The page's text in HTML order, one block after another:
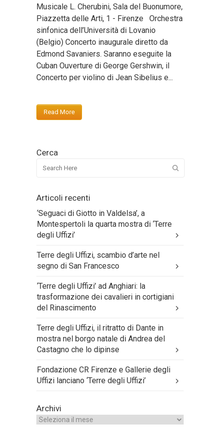
Musicale L. Cherubini, Sala del Buonumore,
Piazzetta delle Arti, 1 - Firenze Orchestra
sinfonica dell’Università di Lovanio
(Belgio) Concerto inaugurale diretto da
Edmond Savaniers. Saranno eseguite la
Cuban Ouverture di George Gershwin, il
Concerto per violino di Jean Sibelius e...
Read More
Cerca
Articoli recenti
‘Seguaci di Giotto in Valdelsa’, a
Montespertoli la quarta mostra di ‘Terre
degli Uffizi’
Terre degli Uffizi, scambio d’arte nel
segno di San Francesco
‘Terre degli Uffizi’ ad Anghiari: la
trasformazione dei cavalieri in cortigiani
del Rinascimento
Terre degli Uffizi, il ritratto di Dante in
mostra nel borgo natale di Andrea del
Castagno che lo dipinse
Fondazione CR Firenze e Gallerie degli
Uffizi lanciano ‘Terre degli Uffizi’
Archivi